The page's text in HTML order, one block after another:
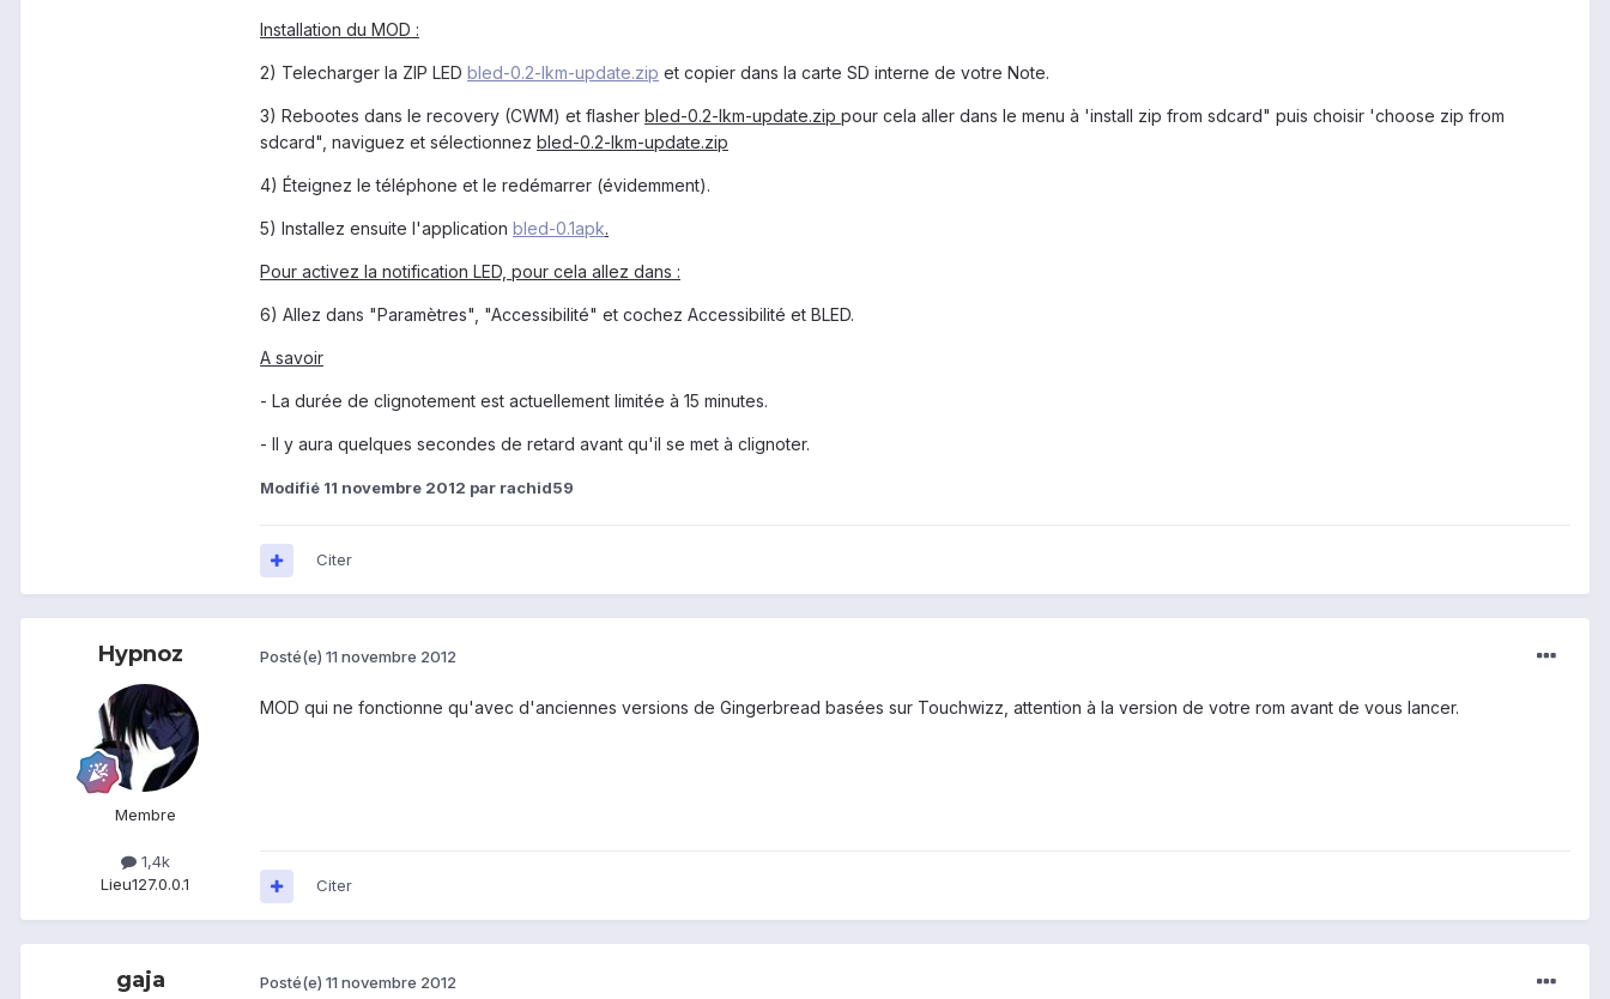
Installation du MOD :
2) Telecharger la ZIP LED bled-0.2-lkm-update.zip et copier dans la carte SD interne de votre Note.
3) Rebootes dans le recovery (CWM) et flasher bled-0.2-lkm-update.zip pour cela aller dans le menu à 'install zip from sdcard" puis choisir 'choose zip from
sdcard", naviguez et sélectionnez bled-0.2-lkm-update.zip
4) Éteignez le téléphone et le redémarrer (évidemment).
5) Installez ensuite l'application bled-0.1apk.
Pour activez la notification LED, pour cela allez dans :
6) Allez dans "Paramètres", "Accessibilité" et cochez Accessibilité et BLED.
A savoir
- La durée de clignotement est actuellement limitée à 15 minutes.
- Il y aura quelques secondes de retard avant qu'il se met à clignoter.
Modifié 11 novembre 2012 par rachid59
Citer
Hypnoz
Membre
1,4k
Lieu127.0.0.1
Posté(e) 11 novembre 2012
MOD qui ne fonctionne qu'avec d'anciennes versions de Gingerbread basées sur Touchwizz, attention à la version de votre rom avant de vous lancer.
Citer
gaja Posté(e) 11 novembre 2012